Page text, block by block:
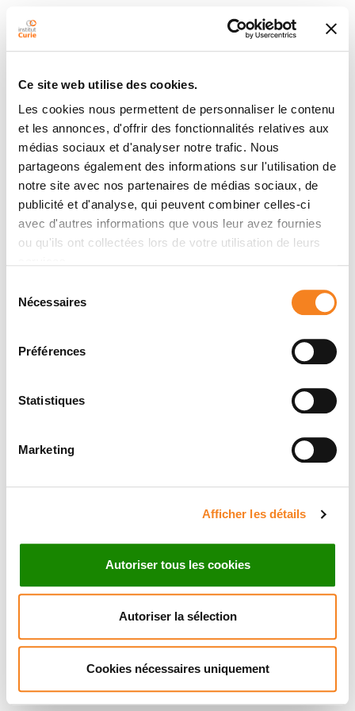
Ce site web utilise des cookies.
Les cookies nous permettent de personnaliser le contenu
et les annonces, d'offrir des fonctionnalités relatives aux
médias sociaux et d'analyser notre trafic. Nous
partageons également des informations sur l'utilisation de
notre site avec nos partenaires de médias sociaux, de
publicité et d'analyse, qui peuvent combiner celles-ci
avec d'autres informations que vous leur avez fournies
ou qu'ils ont collectées lors de votre utilisation de leurs
Nécessaires
Préférences
Statistiques
Marketing
Afficher les détails
Autoriser tous les cookies
Autoriser la sélection
Cookies nécessaires uniquement